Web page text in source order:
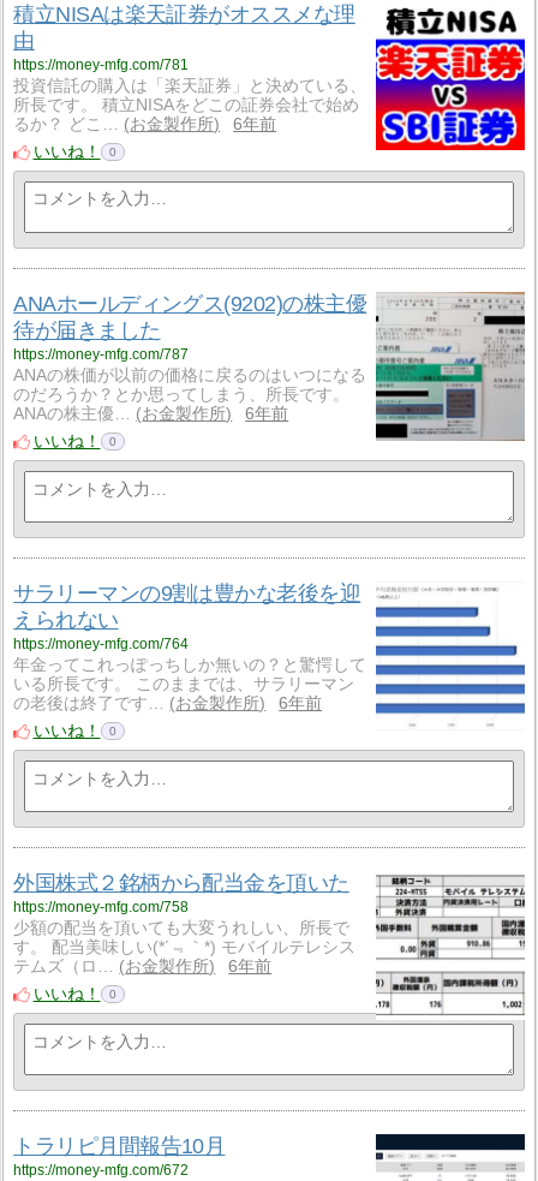
積立NISAは楽天証券がオススメな理
由
https://money-mfg.com/781
投資信託の購入は「楽天証券」と決めている、
所長です。 積立NISAをどこの証券会社で始め
るか？ どこ…
お金製作所
6年前
いいね！
0
ANAホールディングス(9202)の株主優
待が届きました
https://money-mfg.com/787
ANAの株価が以前の価格に戻るのはいつになる
のだろうか？とか思ってしまう、所長です。
ANAの株主優…
お金製作所
6年前
いいね！
0
サラリーマンの9割は豊かな老後を迎
えられない
https://money-mfg.com/764
年金ってこれっぽっちしか無いの？と驚愕して
いる所長です。 このままでは、サラリーマン
の老後は終了です…
お金製作所
6年前
いいね！
0
外国株式２銘柄から配当金を頂いた
https://money-mfg.com/758
少額の配当を頂いても大変うれしい、所長で
す。 配当美味しい(*´﹃｀*) モバイルテレシス
テムズ（ロ…
お金製作所
6年前
いいね！
0
トラリピ月間報告10月
https://money-mfg.com/672